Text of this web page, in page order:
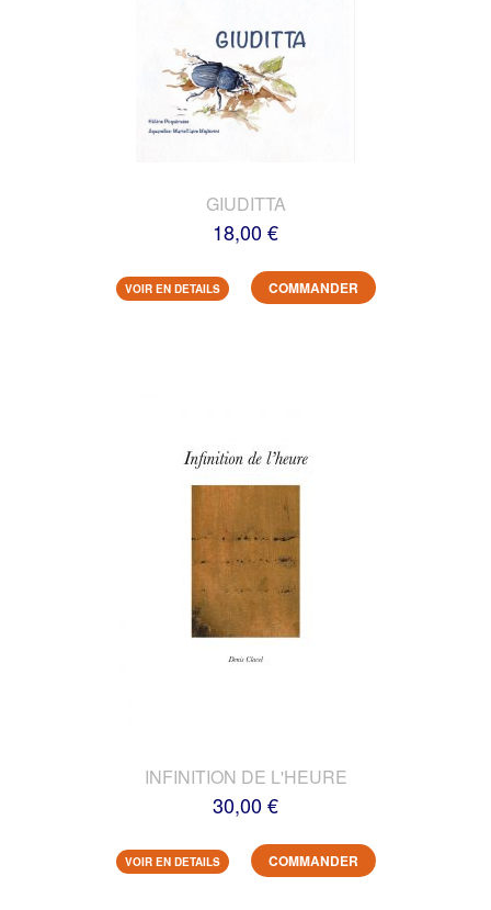
GIUDITTA
18,00 €
VOIR EN DETAILS COMMANDER
INFINITION DE L'HEURE
30,00 €
VOIR EN DETAILS COMMANDER